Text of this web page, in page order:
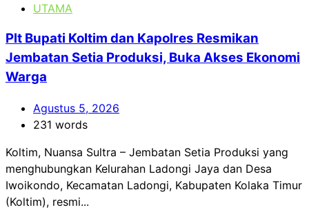
UTAMA
Plt Bupati Koltim dan Kapolres Resmikan
Jembatan Setia Produksi, Buka Akses Ekonomi
Warga
Agustus 5, 2026
231 words
Koltim, Nuansa Sultra – Jembatan Setia Produksi yang
menghubungkan Kelurahan Ladongi Jaya dan Desa
Iwoikondo, Kecamatan Ladongi, Kabupaten Kolaka Timur
(Koltim), resmi...